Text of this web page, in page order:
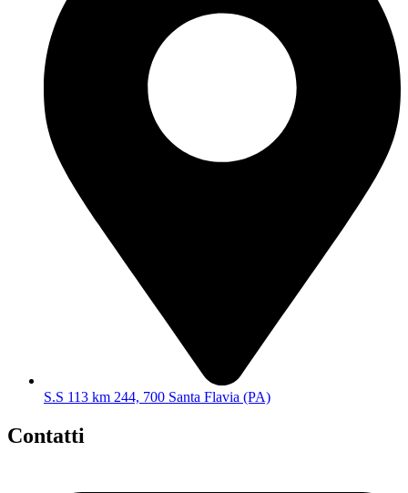
S.S 113 km 244, 700 Santa Flavia (PA)
Contatti